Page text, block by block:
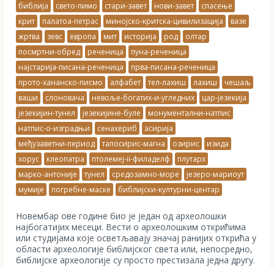
библија свето-пимо стари-завет нови-завет
спасење
крит
палатоа-петрас минојско-критска-цивилизација
вазе
жртва
зевс европа мит историја род
олтар
посмртни-обред
реченица
пуна-реченица
најстарија-писана-реченица
прва-писана-реченица
прото-хананско-писмо
алфабет тел-лахиш лахиш
чешаљ
ваши
слоновача невоље-богатих-и-угледних
цар-језекија
језекијин-тунел
језекијине-буле
монументални-натпис
натпис-о-изградњи
сенахериб
асирија
међузаветни-период
тапосирис-магна озирис
изида
хорус
клеопатра птолемеј-ii-филаделф
плутарх
марко-антоније
тунел средозамно-море
језеро-мариоут
мумије
погребне-маске библијски-културни-центар
Новембар ове године био је један од археолошки
најбогатијих месеци. Вести о археолошким открићима
или студијама које осветљавају значај ранијих открића у
области археологије библијског света или, непосредно,
библијске археологије су просто престизала једна другу.